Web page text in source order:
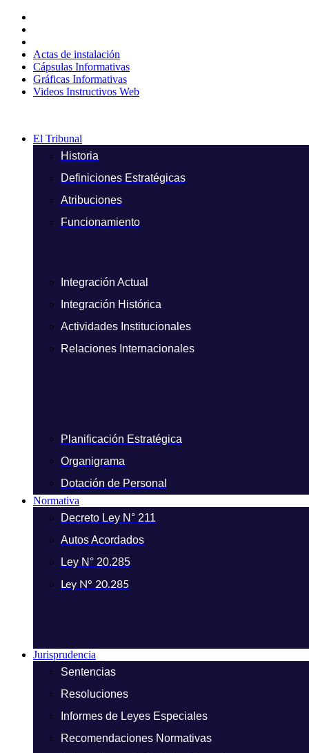
contenido
Actas de instalación
Cápsulas Informativas
Gráficas Informativas
Videos Instructivos Web
El Tribunal
Historia
Definiciones Estratégicas
Atribuciones
Funcionamiento
Integración Actual
Integración Histórica
Actividades Institucionales
Relaciones Internacionales
Planificación Estratégica
Organigrama
Dotación de Personal
Normativa
Decreto Ley N° 211
Autos Acordados
Ley N° 20.285
Ley N° 20.285
Jurisprudencia
Sentencias
Resoluciones
Informes de Leyes Especiales
Recomendaciones Normativas